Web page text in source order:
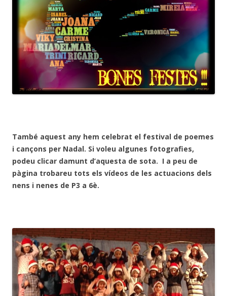
També aquest any hem celebrat el festival de poemes
i cançons per Nadal. Si voleu algunes fotografies,
podeu clicar damunt d’aquesta de sota. I a peu de
pàgina trobareu tots els vídeos de les actuacions dels
nens i nenes de P3 a 6è.